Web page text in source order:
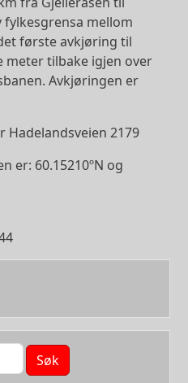
fylkesgrensa mellom
første avkjøring til
meter tilbake igjen over
Avkjøringen er
Hadelandsveien 2179
er: 60.15210ºN og